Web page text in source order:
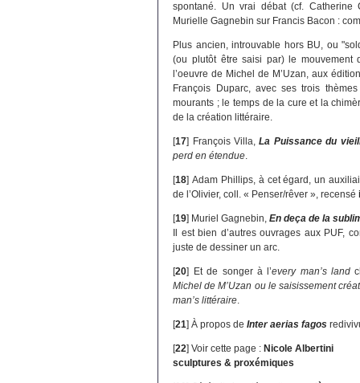
spontané. Un vrai débat (cf. Catherine
Murielle Gagnebin sur Francis Bacon :
Plus ancien, introuvable hors BU, ou
(ou plutôt être saisi par) le mouvement
l’oeuvre de Michel de M’Uzan, aux
François Duparc, avec ses trois
mourants ; le temps de la cure et la
de la création littéraire.
[17] François Villa,La Puissance du
perd en étendue.
[18]Adam Phillips, à cet égard, un
de l’Olivier, coll. « Penser/rêver », recensé
[19] Muriel Gagnebin,En deça de la
Il est bien d’autres ouvrages aux PUF,
juste de dessiner un arc.
[20] Et de songer à l’every man’s land
Michel de M’Uzan ou le saisissement
man’s littéraire.
[21]À propos deInter aerias fagos
[22]Voir cette page : Nicole Albertini
sculptures & proxémiques